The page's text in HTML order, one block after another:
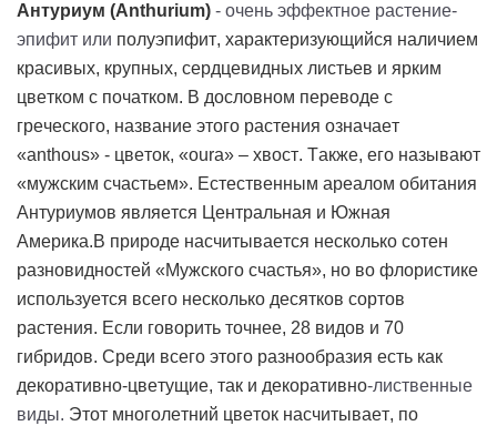
Антуриум (Anthurium) - очень эффектное растение-
эпифит или полуэпифит, характеризующийся наличием
красивых, крупных, сердцевидных листьев и ярким
цветком с початком. В дословном переводе с
греческого, название этого растения означает
«anthous» - цветок, «oura» – хвост. Также, его называют
«мужским счастьем». Естественным ареалом обитания
Антуриумов является Центральная и Южная
Америка.В природе насчитывается несколько сотен
разновидностей «Мужского счастья», но во флористике
используется всего несколько десятков сортов
растения. Если говорить точнее, 28 видов и 70
гибридов. Среди всего этого разнообразия есть как
декоративно-цветущие, так и декоративно-лиственные
виды. Этот многолетний цветок насчитывает, по